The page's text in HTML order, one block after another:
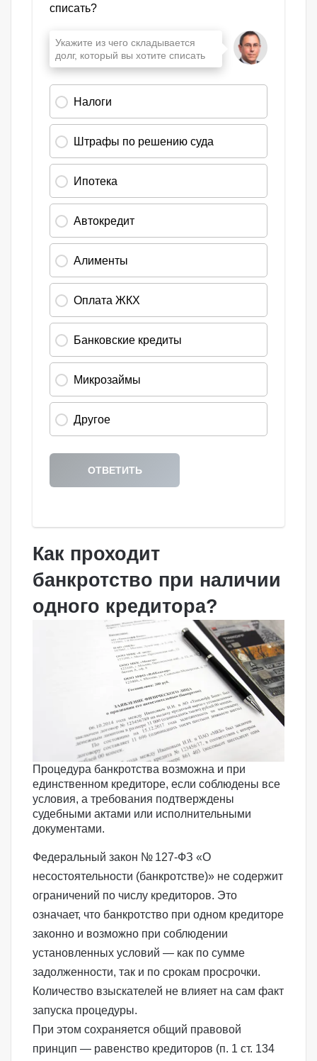
Как проходит
банкротство при наличии
одного кредитора?
Процедура банкротства возможна и при
единственном кредиторе, если соблюдены все
условия, а требования подтверждены
судебными актами или исполнительными
документами.
Федеральный закон № 127‑ФЗ «О
несостоятельности (банкротстве)» не содержит
ограничений по числу кредиторов. Это
означает, что банкротство при одном кредиторе
законно и возможно при соблюдении
установленных условий — как по сумме
задолженности, так и по срокам просрочки.
Количество взыскателей не влияет на сам факт
запуска процедуры.
При этом сохраняется общий правовой
принцип — равенство кредиторов (п. 1 ст. 134